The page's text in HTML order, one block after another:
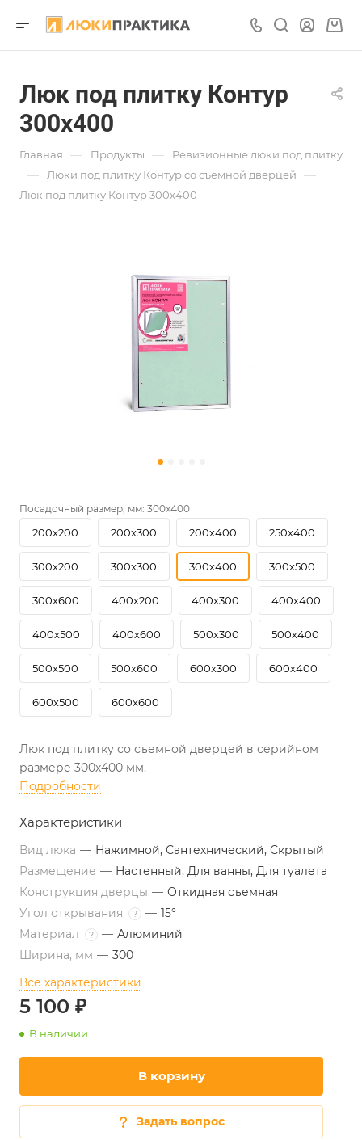
Люк под плитку Контур
300х400
Главная — Продукты — Ревизионные люки под плитку
— Люки под плитку Контур со съемной дверцей —
Люк под плитку Контур 300х400
Посадочный размер, мм: 300х400
200х200 200х300 200х400 250х400
300х200 300х300 300х400 300х500
300х600 400х200 400х300 400х400
400х500 400х600 500х300 500х400
500х500 500х600 600х300 600х400
600х500 600х600
Люк под плитку со съемной дверцей в серийном
размере 300х400 мм.
Подробности
Характеристики
Вид люка — Нажимной, Сантехнический, Скрытый
Размещение — Настенный, Для ванны, Для туалета
Конструкция дверцы — Откидная съемная
Угол открывания
? — 15°
Материал
? — Алюминий
Ширина, мм — 300
Все характеристики
5 100 ₽
В наличии
В корзину
Задать вопрос